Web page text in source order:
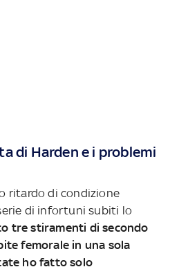
di Harden e i problemi
ritardo di condizione
di infortuni subiti lo
tre stiramenti di secondo
femorale in una sola
ho fatto solo